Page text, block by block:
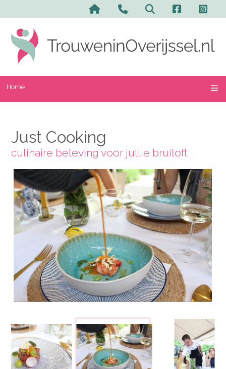
Home
Just Cooking
culinaire beleving voor jullie bruiloft